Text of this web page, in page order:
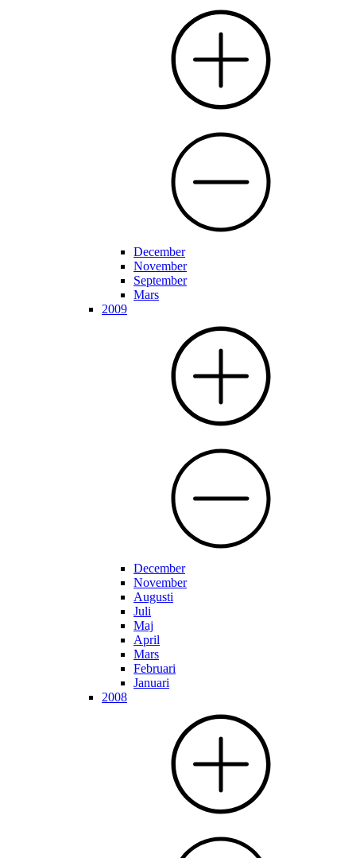
December
November
September
Mars
2009
December
November
Augusti
Juli
Maj
April
Mars
Februari
Januari
2008